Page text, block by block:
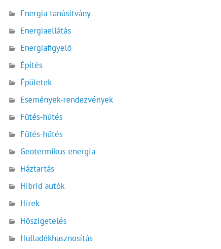
Energia tanúsítvány
Energiaellátás
Energiafigyelő
Építés
Épületek
Események-rendezvények
Fűtés-hűtés
Fűtés-hűtés
Geotermikus energia
Háztartás
Hibrid autók
Hírek
Hőszigetelés
Hulladékhasznosítás